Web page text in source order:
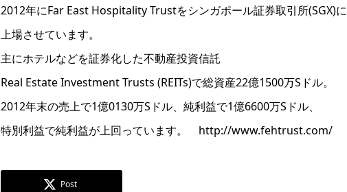
2012年にFar East Hospitality Trustをシンガポール証券取引所(SGX)に
上場させています。
主にホテルなどを証券化した不動産投資信託
Real Estate Investment Trusts (REITs)で総資産22億1500万Sドル。
2012年末の売上で1億0130万Sドル、純利益で1億6600万Sドル、
特別利益で純利益が上回っています。 http://www.fehtrust.com/
Post